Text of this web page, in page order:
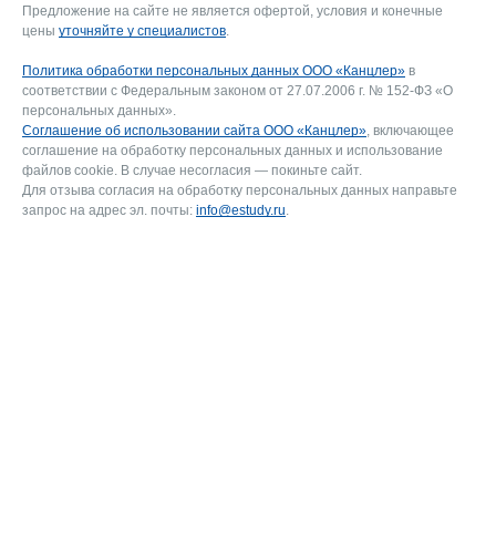
Предложение на сайте не является офертой, условия и конечные
цены уточняйте у специалистов.
Политика обработки персональных данных ООО «Канцлер» в
соответствии с Федеральным законом от 27.07.2006 г. № 152-ФЗ «О
персональных данных».
Соглашение об использовании сайта ООО «Канцлер», включающее
соглашение на обработку персональных данных и использование
файлов cookie. В случае несогласия — покиньте сайт.
Для отзыва согласия на обработку персональных данных направьте
запрос на адрес эл. почты: info@estudy.ru.